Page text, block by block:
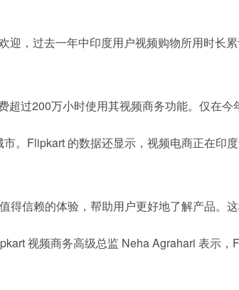
，过去一年中印度用户视频购物所用时
过200万小时使用其视频商务功能。仅在
。Flipkart 的数据还显示，视频电商正在
信赖的体验，帮助用户更好地了解产品
视频商务高级总监 Neha Agrahari 表示